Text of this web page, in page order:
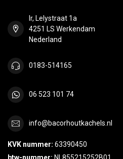
Ir, Lelystraat 1a
4251 LS Werkendam
Nederland
0183-514165
06 523 101 74
info@bacorhoutkachels.nl
KVK nummer: 63390450
btw-nummer: NL855215252B01